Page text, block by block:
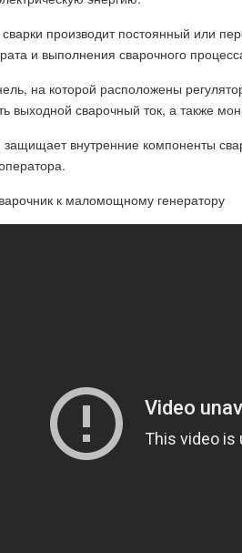
производит постоянный или
и выполнения сварочного
на которой расположены
выходной сварочный ток, а также
внутренние компоненты
к маломощному генератору